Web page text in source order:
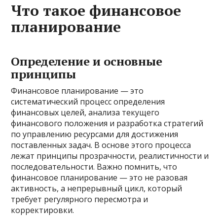
Что такое финансовое
планирование
Определение и основные
принципы
Финансовое планирование — это
систематический процесс определения
финансовых целей, анализа текущего
финансового положения и разработка стратегий
по управлению ресурсами для достижения
поставленных задач. В основе этого процесса
лежат принципы прозрачности, реалистичности и
последовательности. Важно помнить, что
финансовое планирование — это не разовая
активность, а непрерывный цикл, который
требует регулярного пересмотра и
корректировки.